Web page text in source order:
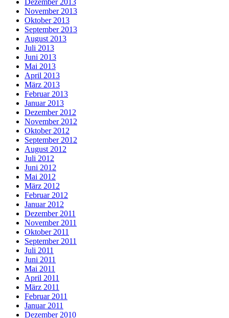
November 2013
Oktober 2013
September 2013
August 2013
Juli 2013
Juni 2013
Mai 2013
April 2013
März 2013
Februar 2013
Januar 2013
Dezember 2012
November 2012
Oktober 2012
September 2012
August 2012
Juli 2012
Juni 2012
Mai 2012
März 2012
Februar 2012
Januar 2012
Dezember 2011
November 2011
Oktober 2011
September 2011
Juli 2011
Juni 2011
Mai 2011
April 2011
März 2011
Februar 2011
Januar 2011
Dezember 2010